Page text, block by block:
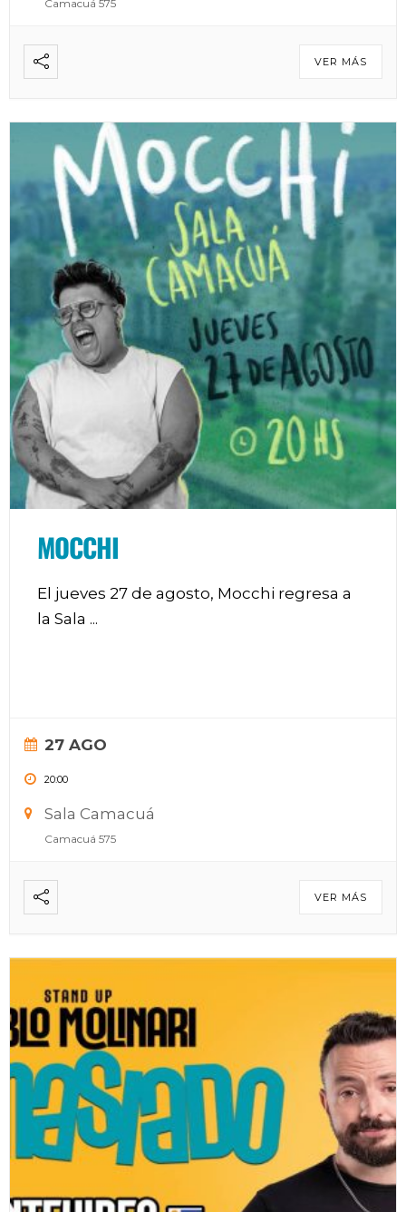
Camacuá 575
VER MÁS
MOCCHI
El jueves 27 de agosto, Mocchi regresa a
la Sala ...
27 AGO
20:00
Sala Camacuá
Camacuá 575
VER MÁS